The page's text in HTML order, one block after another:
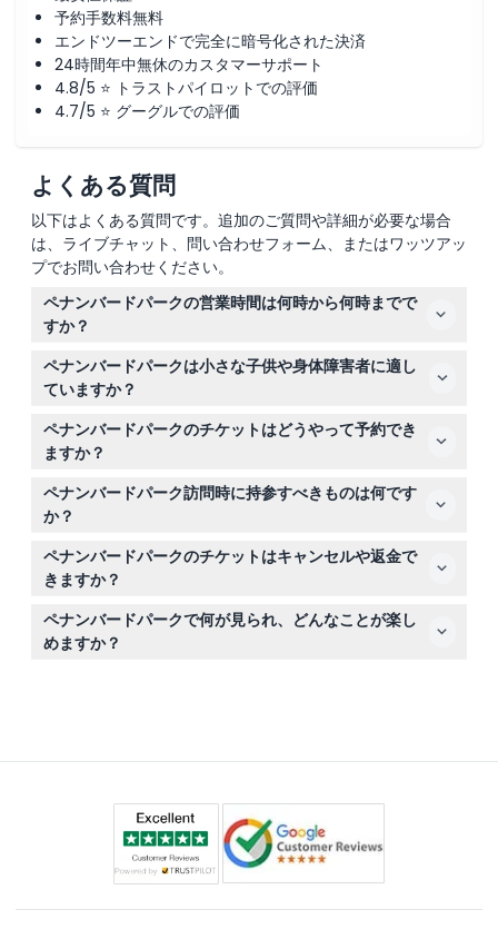
予約手数料無料
エンドツーエンドで完全に暗号化された決済
24時間年中無休のカスタマーサポート
4.8/5 ⭐ トラストパイロットでの評価
4.7/5 ⭐ グーグルでの評価
よくある質問
以下はよくある質問です。追加のご質問や詳細が必要な場合
は、ライブチャット、問い合わせフォーム、またはワッツアッ
プでお問い合わせください。
ペナンバードパークの営業時間は何時から何時までで
すか？
ペナンバードパークは毎日午前9時から午後6時まで営業
しており、週末や祝日も含まれます（変更される場合があ
りますので、ご予約時にご確認ください）。
ペナンバードパークは小さな子供や身体障害者に適し
ていますか？
2歳未満の子供は無料入場でき、OKU／障害者カードをお
持ちの方も無料で入園できますが、公園のレイアウト上、
身体の可動性が制限されている方や車椅子利用者にはあま
りおすすめできません。
ペナンバードパークのチケットはどうやって予約でき
ますか？
このウェブサイト上で簡単にオンライン予約ができ、空き
状況を確認したりご希望の日付を選択することも可能で
す。
ペナンバードパーク訪問時に持参すべきものは何です
か？
快適に過ごせるように歩きやすい靴、日焼け止め、虫よけ
スプレーを持参してください。虫よけスプレーは入口でも
購入可能です。
ペナンバードパークのチケットはキャンセルや返金で
きますか？
チケットは返金不可でキャンセルもできませんので、ご予
約された日時に必ずご利用ください。
ペナンバードパークで何が見られ、どんなことが楽し
めますか？